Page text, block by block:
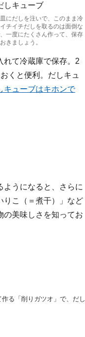
にだしを注いで、このまま冷
チイチだしを取るのは面倒な
一度にたくさん作って、保存
きましょう。
れて冷蔵庫で保存。2
くと便利。だしキュ
キューブはキホンで
ようになると、さらに
りこ（＝煮干）」など
の美味しさを知ってお
る「削りガツオ」で、だし